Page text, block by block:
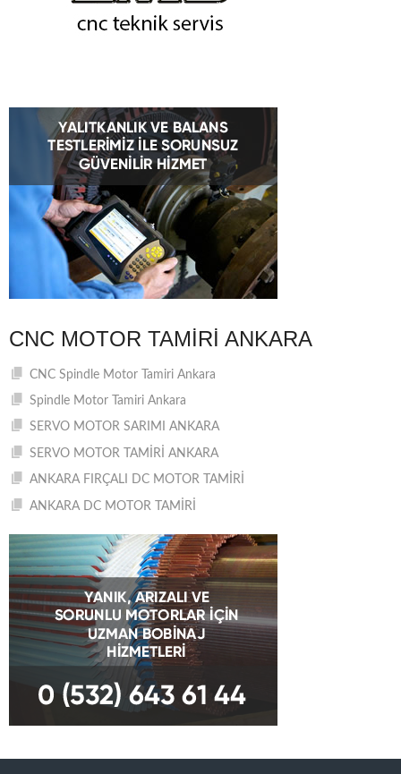
CNC MOTOR TAMIRI ANKARA
CNC Spindle Motor Tamiri Ankara
Spindle Motor Tamiri Ankara
SERVO MOTOR SARIMI ANKARA
SERVO MOTOR TAMİRİ ANKARA
ANKARA FIRÇALI DC MOTOR TAMİRİ
ANKARA DC MOTOR TAMİRİ